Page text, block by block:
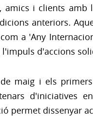
amics i clients
anteriors.
a 'Any
d'accions
maig i els
d'iniciatives
permet dissenyar